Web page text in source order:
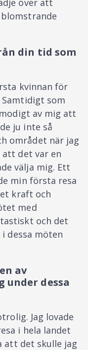
din tid som
kvinnan för
som
av mig att
ju inte så
området när jag
att det var en
välja mig. Ett
min första resa
kraft och
med
och det
dessa möten
av
under dessa
Jag lovade
i hela landet
att det skulle jag